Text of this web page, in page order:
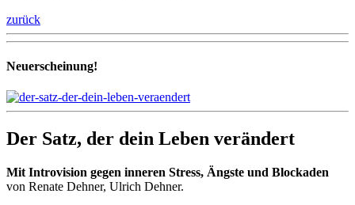
zurück
Neuerscheinung!
Der Satz, der dein Leben verändert
Mit Introvision gegen inneren Stress, Ängste und Blockaden
von Renate Dehner, Ulrich Dehner.